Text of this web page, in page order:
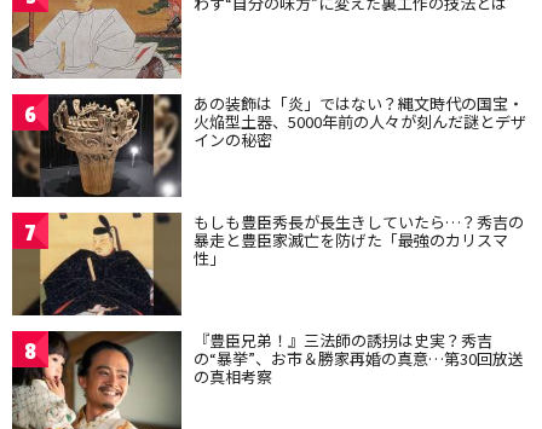
6 あの装飾は「炎」ではない？縄文時代の国宝・
火焔型土器、5000年前の人々が刻んだ謎とデザ
インの秘密
7 もしも豊臣秀長が長生きしていたら…？秀吉の
暴走と豊臣家滅亡を防げた「最強のカリスマ
性」
8 『豊臣兄弟！』三法師の誘拐は史実？秀吉
の“暴挙”、お市＆勝家再婚の真意…第30回放送
の真相考察